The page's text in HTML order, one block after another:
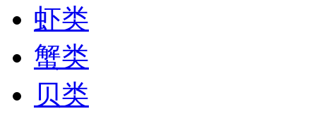
虾类
蟹类
贝类